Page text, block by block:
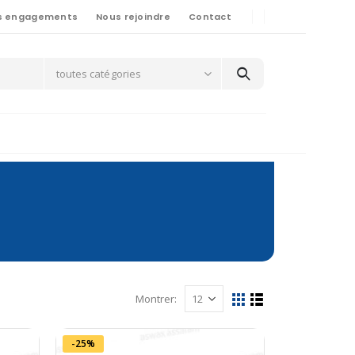
engagements Nous rejoindre Contact
toutes catégories
Montrer:
-25%